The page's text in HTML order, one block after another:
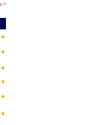
۱۸ بهمن ۱۴۰۴